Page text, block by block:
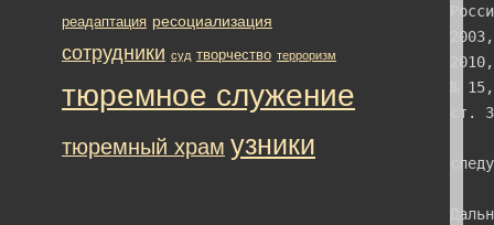
реадаптация ресоциализация
сотрудники суд творчество терроризм
тюремное служение
тюремный храм узники